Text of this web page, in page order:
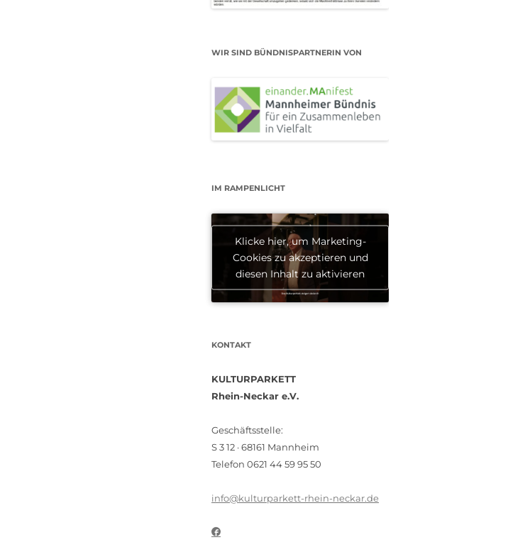
WIR SIND BÜNDNISPARTNERIN VON
IM RAMPENLICHT
Klicke hier, um Marketing-
Cookies zu akzeptieren und
diesen Inhalt zu aktivieren
KONTAKT
KULTURPARKETT
Rhein-Neckar e.V.
Geschäftsstelle:
S 3 12 · 68161 Mannheim
Telefon 0621 44 59 95 50
info@kulturparkett-rhein-neckar.de